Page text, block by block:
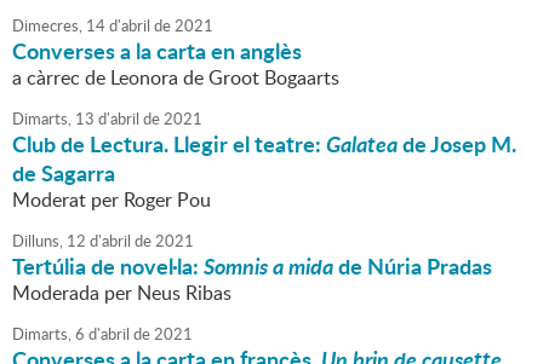
Dimecres, 14d'abril de2021
Converses a la carta en anglès
a càrrec de Leonora de Groot Bogaarts
Dimarts, 13 d'abril de2021
Club de Lectura. Llegir el teatre:Galateade Josep M.
de Sagarra
Moderat per Roger Pou
Dilluns, 12 d'abril de2021
Tertúlia de novel·la:Somnis a midade Núria Pradas
Moderada per Neus Ribas
Dimarts,6 d'abril de2021